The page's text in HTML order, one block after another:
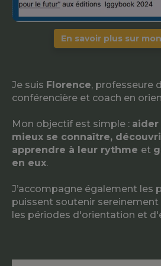
En savoir plus sur
Je suis Florence, professeure
conférencière et coach en
Mon objectif est simple : aider
mieux se connaître,
apprendre à leur rythme et
en eux.
J’accompagne également les
puissent soutenir sereinement
les périodes d'orientation et